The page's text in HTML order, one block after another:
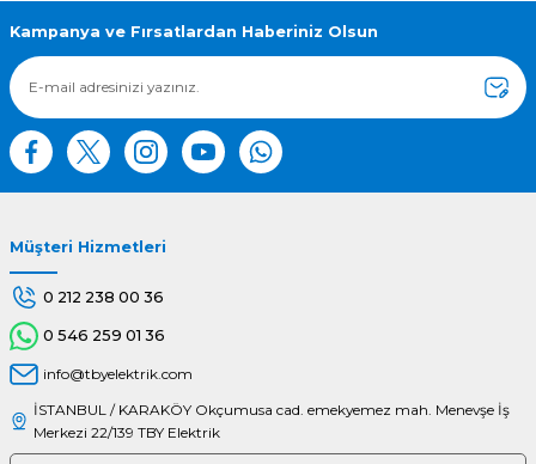
Ürün bilgilerinde hatalar bulunuyor.
Ürün fiyatı diğer sitelerden daha pahalı.
Bu ürüne benzer farklı alternatifler olmalı.
Kampanya ve Fırsatlardan Haberiniz Olsun
Müşteri Hizmetleri
0 212 238 00 36
0 546 259 01 36
info@tbyelektrik.com
İSTANBUL / KARAKÖY Okçumusa cad. emekyemez mah. Menevşe İş
Merkezi 22/139 TBY Elektrik